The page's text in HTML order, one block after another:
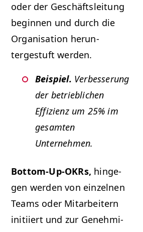
oder der Geschäft­sleitung
begin­nen und durch die
Organ­i­sa­tion herun­
tergestuft werden.
Beispiel. Verbesserung
der betrieblichen
Effizienz um 25% im
gesamten
Unternehmen.
Bot­tom-Up-OKRs, hinge­
gen wer­den von einzel­nen
Teams oder Mitar­beit­ern
ini­ti­iert und zur Genehmi­